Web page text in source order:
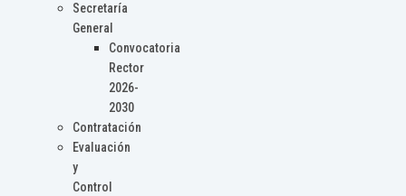
Secretaría
General
Convocatoria
Rector
2026-
2030
Contratación
Evaluación
y
Control